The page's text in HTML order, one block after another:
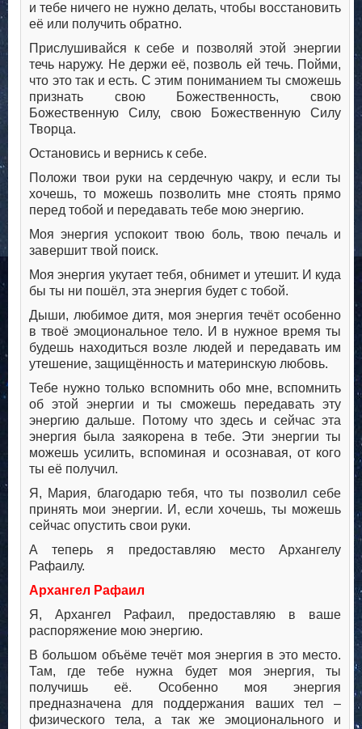
и тебе ничего не нужно делать, чтобы восстановить
её или получить обратно.
Прислушивайся к себе и позволяй этой энергии
течь наружу. Не держи её, позволь ей течь. Пойми,
что это так и есть. С этим пониманием ты сможешь
признать свою Божественность, свою
Божественную Силу, свою Божественную Силу
Творца.
Остановись и вернись к себе.
Положи твои руки на сердечную чакру, и если ты
хочешь, то можешь позволить мне стоять прямо
перед тобой и передавать тебе мою энергию.
Моя энергия успокоит твою боль, твою печаль и
завершит твой поиск.
Моя энергия укутает тебя, обнимет и утешит. И куда
бы ты ни пошёл, эта энергия будет с тобой.
Дыши, любимое дитя, моя энергия течёт особенно
в твоё эмоциональное тело. И в нужное время ты
будешь находиться возле людей и передавать им
утешение, защищённость и материнскую любовь.
Тебе нужно только вспомнить обо мне, вспомнить
об этой энергии и ты сможешь передавать эту
энергию дальше. Потому что здесь и сейчас эта
энергия была заякорена в тебе. Эти энергии ты
можешь усилить, вспоминая и осознавая, от кого
ты её получил.
Я, Мария, благодарю тебя, что ты позволил себе
принять мои энергии. И, если хочешь, ты можешь
сейчас опустить свои руки.
А теперь я предоставляю место Архангелу
Рафаилу.
Архангел Рафаил
Я, Архангел Рафаил, предоставляю в ваше
распоряжение мою энергию.
В большом объёме течёт моя энергия в это место.
Там, где тебе нужна будет моя энергия, ты
получишь её. Особенно моя энергия
предназначена для поддержания ваших тел –
физического тела, а так же эмоционального и